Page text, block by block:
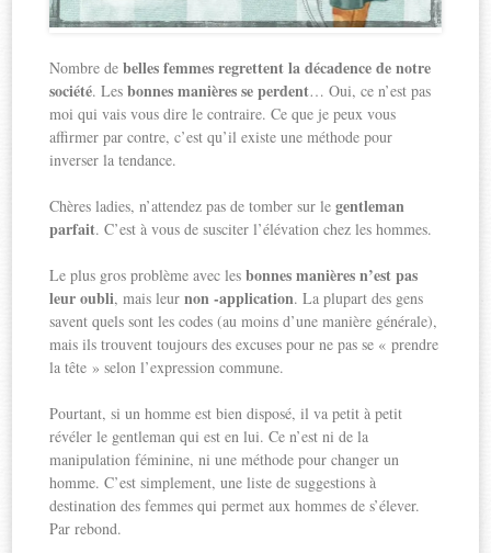
Nombre debelles femmes regrettent la décadence de notre
société. Lesbonnes manières se perdent… Oui, ce n’est pas
moi qui vais vous dire le contraire. Ce que je peux vous
affirmer par contre, c’est qu’il existe une méthode pour
inverser la tendance.
Chères ladies, n’attendez pas de tomber sur legentleman
parfait. C’est à vous de susciter l’élévation chez les hommes.
Le plus gros problème avec lesbonnes manières n’est pas
leur oubli, mais leurnon -application. La plupart des gens
savent quels sont les codes (au moins d’une manière générale),
mais ils trouvent toujours des excuses pour ne pas se « prendre
la tête » selon l’expression commune.
Pourtant, si un homme est bien disposé, il va petit à petit
révéler le gentleman qui est en lui. Ce n’est ni de la
manipulation féminine, ni une méthode pour changer un
homme. C’est simplement, une liste de suggestions à
destination des femmes qui permet aux hommes de s’élever.
Par rebond.